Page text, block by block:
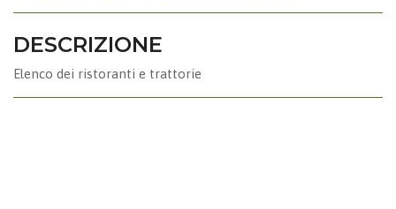
DESCRIZIONE
Elenco dei ristoranti e trattorie